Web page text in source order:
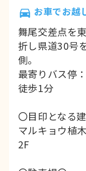
随時無料体験
迎です。習い
プ・趣味など
まずはお気軽
2026年01月08
新年のご挨拶
謹んで新年の
旧年中は格別
お車でお越
舞尾交差点を
折し県道30号
側。
最寄りバス停
徒歩1分
〇目印となる
マルキョウ植
2F